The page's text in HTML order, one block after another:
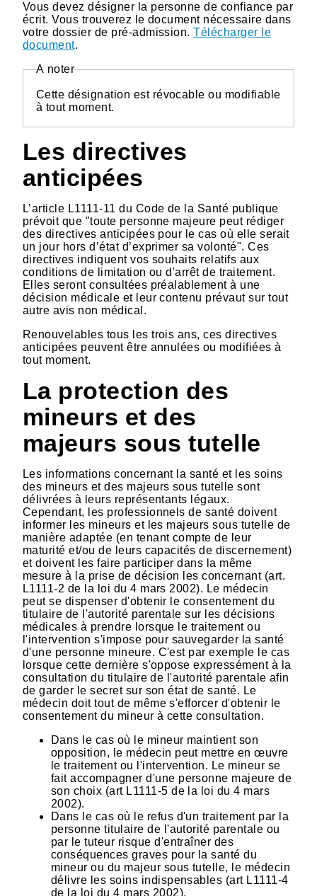
Vous devez désigner la personne de confiance par
écrit. Vous trouverez le document nécessaire dans
votre dossier de pré-admission.Télécharger le
document.
A noter
Cette désignation est révocable ou modifiable
à tout moment.
Les directives
anticipées
L’article L1111-11 du Code de la Santé publique
prévoit que "toute personne majeure peut rédiger
des directives anticipées pour le cas où elle serait
un jour hors d’état d’exprimer sa volonté". Ces
directives indiquent vos souhaits relatifs aux
conditions de limitation ou d'arrêt de traitement.
Elles seront consultées préalablement à une
décision médicale et leur contenu prévaut sur tout
autre avis non médical.
Renouvelables tous les trois ans, ces directives
anticipées peuvent être annulées ou modifiées à
tout moment.
La protection des
mineurs et des
majeurs sous tutelle
Les informations concernant la santé et les soins
des mineurs et des majeurs sous tutelle sont
délivrées à leurs représentants légaux.
Cependant, les professionnels de santé doivent
informer les mineurs et les majeurs sous tutelle de
manière adaptée (en tenant compte de leur
maturité et/ou de leurs capacités de discernement)
et doivent les faire participer dans la même
mesure à la prise de décision les concernant (art.
L1111-2 de la loi du 4 mars 2002). Le médecin
peut se dispenser d'obtenir le consentement du
titulaire de l'autorité parentale sur les décisions
médicales à prendre lorsque le traitement ou
l'intervention s'impose pour sauvegarder la santé
d'une personne mineure. C'est par exemple le cas
lorsque cette dernière s'oppose expressément à la
consultation du titulaire de l'autorité parentale afin
de garder le secret sur son état de santé. Le
médecin doit tout de même s'efforcer d'obtenir le
consentement du mineur à cette consultation.
Dans le cas où le mineur maintient son
opposition, le médecin peut mettre en œuvre
le traitement ou l'intervention. Le mineur se
fait accompagner d'une personne majeure de
son choix (art L1111-5 de la loi du 4 mars
2002).
Dans le cas où le refus d'un traitement par la
personne titulaire de l'autorité parentale ou
par le tuteur risque d'entraîner des
conséquences graves pour la santé du
mineur ou du majeur sous tutelle, le médecin
délivre les soins indispensables (art L1111-4
de la loi du 4 mars 2002).